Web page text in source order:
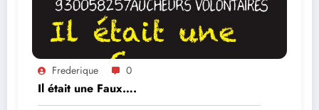
Frederique 0
Il était une Faux….